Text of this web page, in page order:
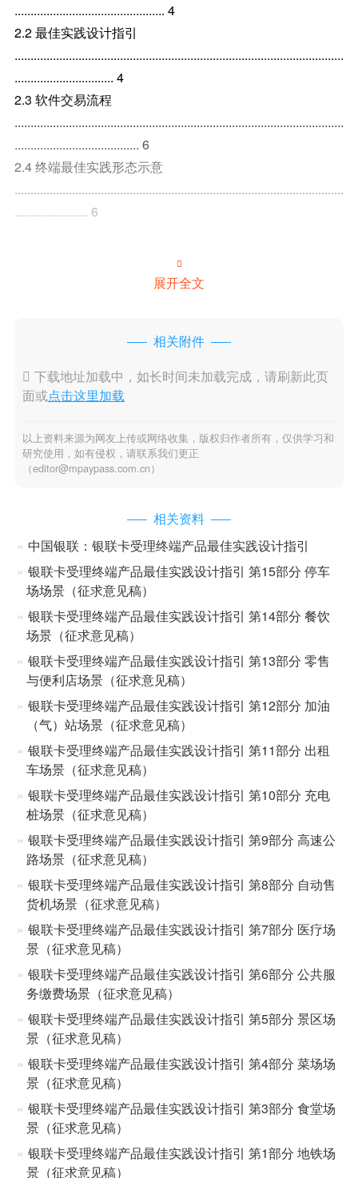
............................................... 4
2.2 最佳实践设计指引
.......................................................................................................
............................... 4
2.3 软件交易流程
.......................................................................................................
....................................... 6
2.4 终端最佳实践形态示意
.......................................................................................................
....................... 6

展开全文
相关附件
 下载地址加载中，如长时间未加载完成，请刷新此页
面或点击这里加载
以上资料来源为网友上传或网络收集，版权归作者所有，仅供学习和
研究使用，如有侵权，请联系我们更正
（editor@mpaypass.com.cn）
相关资料
中国银联：银联卡受理终端产品最佳实践设计指引
银联卡受理终端产品最佳实践设计指引 第15部分 停车
场场景（征求意见稿）
银联卡受理终端产品最佳实践设计指引 第14部分 餐饮
场景（征求意见稿）
银联卡受理终端产品最佳实践设计指引 第13部分 零售
与便利店场景（征求意见稿）
银联卡受理终端产品最佳实践设计指引 第12部分 加油
（气）站场景（征求意见稿）
银联卡受理终端产品最佳实践设计指引 第11部分 出租
车场景（征求意见稿）
银联卡受理终端产品最佳实践设计指引 第10部分 充电
桩场景（征求意见稿）
银联卡受理终端产品最佳实践设计指引 第9部分 高速公
路场景（征求意见稿）
银联卡受理终端产品最佳实践设计指引 第8部分 自动售
货机场景（征求意见稿）
银联卡受理终端产品最佳实践设计指引 第7部分 医疗场
景（征求意见稿）
银联卡受理终端产品最佳实践设计指引 第6部分 公共服
务缴费场景（征求意见稿）
银联卡受理终端产品最佳实践设计指引 第5部分 景区场
景（征求意见稿）
银联卡受理终端产品最佳实践设计指引 第4部分 菜场场
景（征求意见稿）
银联卡受理终端产品最佳实践设计指引 第3部分 食堂场
景（征求意见稿）
银联卡受理终端产品最佳实践设计指引 第1部分 地铁场
景（征求意见稿）